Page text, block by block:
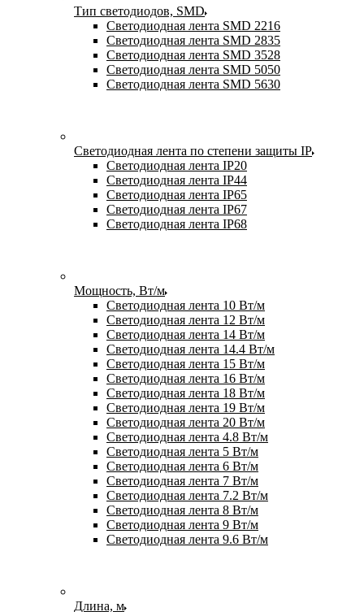
Тип светодиодов, SMD
Cветодиодная лента SMD 2216
Светодиодная лента SMD 2835
Светодиодная лента SMD 3528
Светодиодная лента SMD 5050
Светодиодная лента SMD 5630
Светодиодная лента по степени защиты IP
Светодиодная лента IP20
Светодиодная лента IP44
Светодиодная лента IP65
Светодиодная лента IP67
Светодиодная лента IP68
Мощность, Вт/м
Светодиодная лента 10 Вт/м
Светодиодная лента 12 Вт/м
Светодиодная лента 14 Вт/м
Светодиодная лента 14.4 Вт/м
Светодиодная лента 15 Вт/м
Светодиодная лента 16 Вт/м
Светодиодная лента 18 Вт/м
Светодиодная лента 19 Вт/м
Светодиодная лента 20 Вт/м
Светодиодная лента 4.8 Вт/м
Светодиодная лента 5 Вт/м
Светодиодная лента 6 Вт/м
Светодиодная лента 7 Вт/м
Светодиодная лента 7.2 Вт/м
Светодиодная лента 8 Вт/м
Светодиодная лента 9 Вт/м
Светодиодная лента 9.6 Вт/м
Длина, м